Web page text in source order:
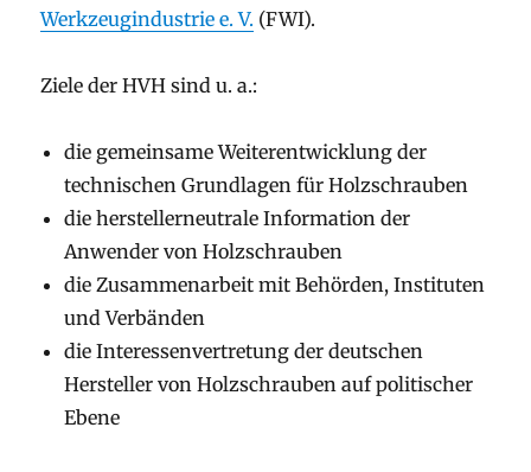
Werkzeugindustrie e. V. (FWI).
Ziele der HVH sind u. a.:
die gemeinsame Weiterentwicklung der
technischen Grundlagen für Holzschrauben
die herstellerneutrale Information der
Anwender von Holzschrauben
die Zusammenarbeit mit Behörden, Instituten
und Verbänden
die Interessenvertretung der deutschen
Hersteller von Holzschrauben auf politischer
Ebene